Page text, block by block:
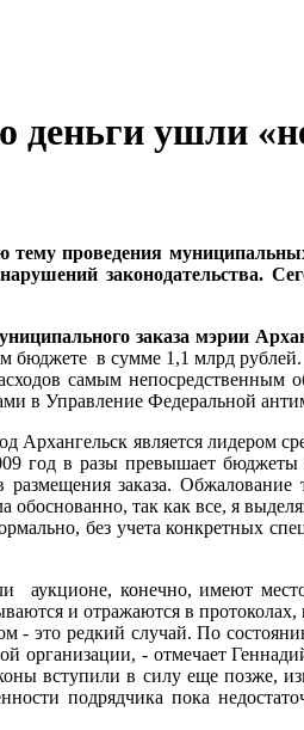
деньги ушли
проведения
законодательства.
заказа мэрии
бюджете в сумме 1,1 млрд рублей.
самым непосредственным
в Управление Федеральной
Архангельск является лидером
год в разы превышает
размещения заказа.
обоснованно, так как все, я
без учета конкретных
конечно, имеют
и отражаются в
- это редкий случай. По
организации, - отмечает
вступили в силу еще позже,
подрядчика пока